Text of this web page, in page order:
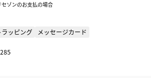
ゾンのお支払の場合
ラッピング メッセージカード